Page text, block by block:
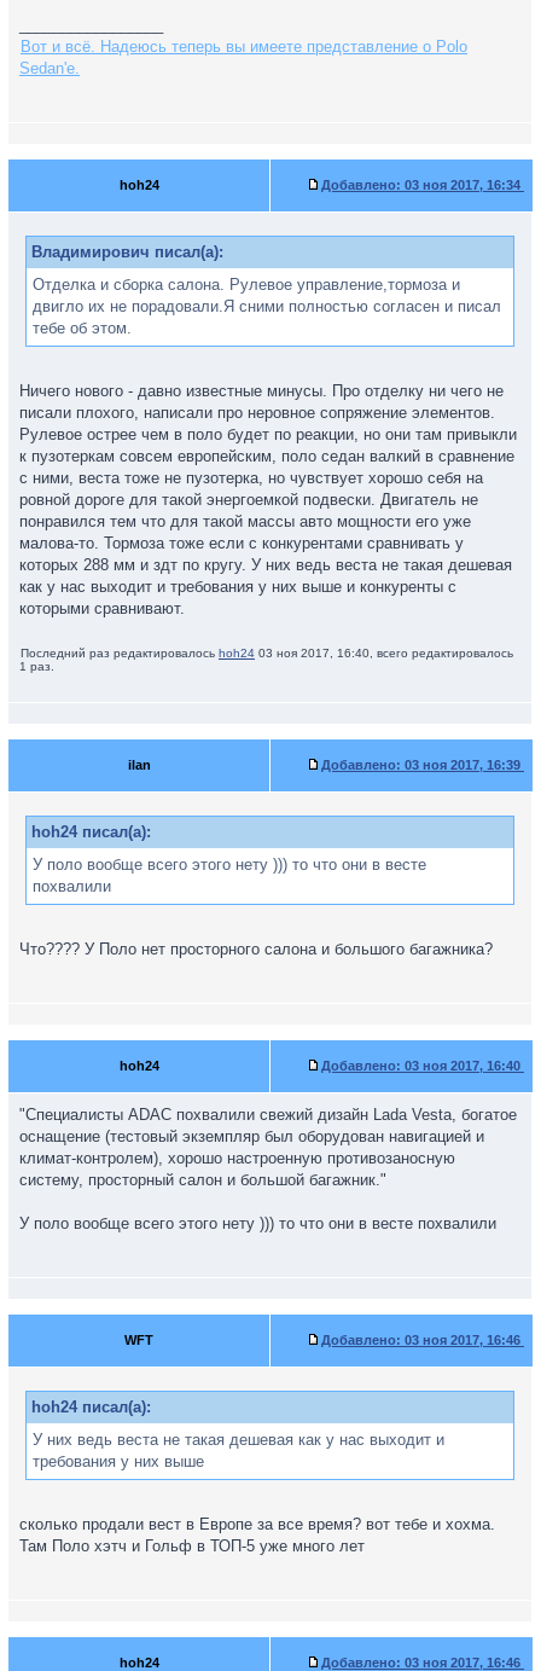
Вот и всё. Надеюсь теперь вы имеете представление о Polo
Sedan'е.
hoh24 Добавлено: 03 ноя 2017, 16:34
Владимирович писал(а):
Отделка и сборка салона. Рулевое управление,тормоза и
двигло их не порадовали.Я сними полностью согласен и писал
тебе об этом.
Ничего нового - давно известные минусы. Про отделку ни чего не
писали плохого, написали про неровное сопряжение элементов.
Рулевое острее чем в поло будет по реакции, но они там привыкли
к пузотеркам совсем европейским, поло седан валкий в сравнение
с ними, веста тоже не пузотерка, но чувствует хорошо себя на
ровной дороге для такой энергоемкой подвески. Двигатель не
понравился тем что для такой массы авто мощности его уже
малова-то. Тормоза тоже если с конкурентами сравнивать у
которых 288 мм и здт по кругу. У них ведь веста не такая дешевая
как у нас выходит и требования у них выше и конкуренты с
которыми сравнивают.
Последний раз редактировалось hoh24 03 ноя 2017, 16:40, всего редактировалось
1 раз.
ilan Добавлено: 03 ноя 2017, 16:39
hoh24 писал(а):
У поло вообще всего этого нету ))) то что они в весте
похвалили
Что???? У Поло нет просторного салона и большого багажника?
hoh24 Добавлено: 03 ноя 2017, 16:40
"Специалисты ADAC похвалили свежий дизайн Lada Vesta, богатое
оснащение (тестовый экземпляр был оборудован навигацией и
климат-контролем), хорошо настроенную противозаносную
систему, просторный салон и большой багажник."
У поло вообще всего этого нету ))) то что они в весте похвалили
WFT Добавлено: 03 ноя 2017, 16:46
hoh24 писал(а):
У них ведь веста не такая дешевая как у нас выходит и
требования у них выше
сколько продали вест в Европе за все время? вот тебе и хохма.
Там Поло хэтч и Гольф в ТОП-5 уже много лет
hoh24 Добавлено: 03 ноя 2017, 16:46